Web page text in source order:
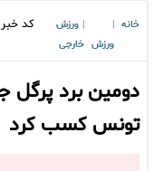
خانه
ورزش
ورزش
خارجی
کد خبر
تونس کسب کرد